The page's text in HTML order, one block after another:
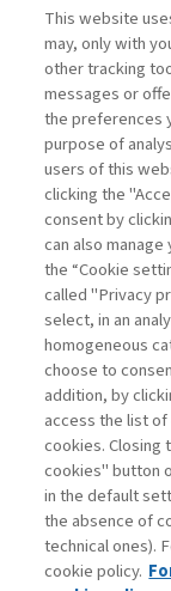
almeno della
M.M.Infatti: il
servizio della
sviluppo, di
dibattito civile.
mi sta a
gennaio a
congiunta di
quale sono
chiamato
amo, sia
Global
Si tratta infatti
tema di
ambiti
This website
may, only with
other tracking
messages or
the preferences
purpose of
users of this
clicking the
consent by
can also
the “Cookie
called "Privacy
select, in an
homogeneous
choose to
addition, by
access the list
cookies. Closing
cookies" button
in the default
the absence of
technical ones).
cookie policy.